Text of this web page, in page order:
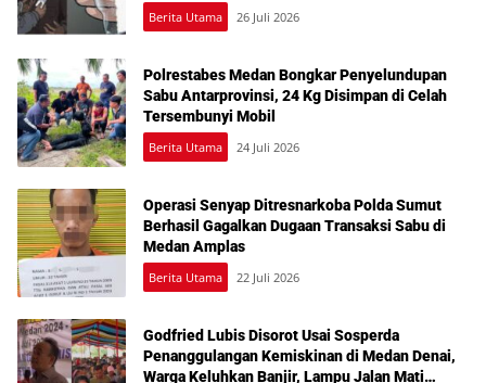
Berita Utama 26 Juli 2026
Polrestabes Medan Bongkar Penyelundupan
Sabu Antarprovinsi, 24 Kg Disimpan di Celah
Tersembunyi Mobil
Berita Utama 24 Juli 2026
Operasi Senyap Ditresnarkoba Polda Sumut
Berhasil Gagalkan Dugaan Transaksi Sabu di
Medan Amplas
Berita Utama 22 Juli 2026
Godfried Lubis Disorot Usai Sosperda
Penanggulangan Kemiskinan di Medan Denai,
Warga Keluhkan Banjir, Lampu Jalan Mati